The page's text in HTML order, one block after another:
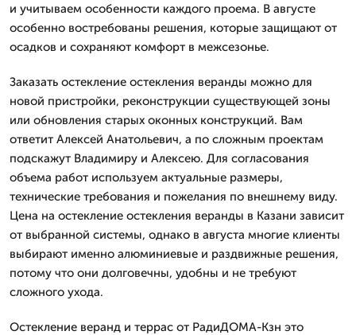
и учитываем особенности каждого проема. В августе
особенно востребованы решения, которые защищают от
осадков и сохраняют комфорт в межсезонье.
Заказать остекление остекления веранды можно для
новой пристройки, реконструкции существующей зоны
или обновления старых оконных конструкций. Вам
ответит Алексей Анатольевич, а по сложным проектам
подскажут Владимиру и Алексею. Для согласования
объема работ используем актуальные размеры,
технические требования и пожелания по внешнему виду.
Цена на остекление остекления веранды в Казани зависит
от выбранной системы, однако в августа многие клиенты
выбирают именно алюминиевые и раздвижные решения,
потому что они долговечны, удобны и не требуют
сложного ухода.
Остекление веранд и террас от РадиДОМА-Кзн это